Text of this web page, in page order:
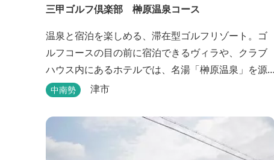
三甲ゴルフ倶楽部 榊原温泉コース
温泉と宿泊を楽しめる、滞在型ゴルフリゾート。ゴ
ルフコースの目の前に宿泊できるヴィラや、クラブ
ハウス内にあるホテルでは、名湯「榊原温泉」を源
泉かけ流しで堪能できます。
中南勢 津市